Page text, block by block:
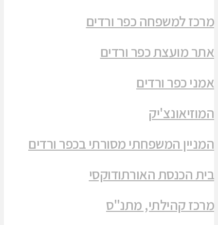
מרכז למשפחה כפר ורדים
אתר מועצת כפר ורדים
אמני כפר ורדים
המוזיאונצ'יק
המניין המשפחתי מסורתי בכפר ורדים
בית הכנסת האורתודוקסי
מרכז קהילתי, מתנ"ס